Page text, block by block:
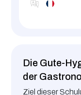
Die Gute-
der
Ziel dieser